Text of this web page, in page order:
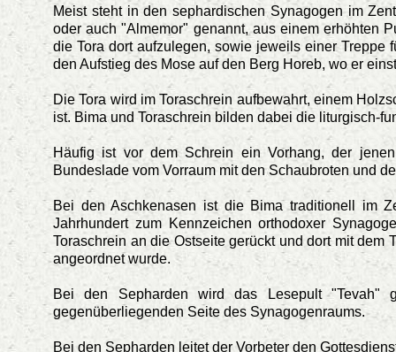
Meist steht in den sephardischen Synagogen im
oder auch "Almemor" genannt, aus einem erhöhten
die Tora dort aufzulegen, sowie jeweils einer
den Aufstieg des Mose auf den Berg Horeb, wo er
Die Tora wird im Toraschrein aufbewahrt, einem
ist. Bima und Toraschrein bilden dabei die liturgisch-
Häufig ist vor dem Schrein ein Vorhang, der
Bundeslade vom Vorraum mit den Schaubroten und
Bei den Aschkenasen ist die Bima traditionell im
Jahrhundert zum Kennzeichen orthodoxer
Toraschrein an die Ostseite gerückt und dort mit
angeordnet wurde.
Bei den Sepharden wird das Lesepult "Tevah"
gegenüberliegenden Seite des Synagogenraums.
Bei den Sepharden leitet der Vorbeter den